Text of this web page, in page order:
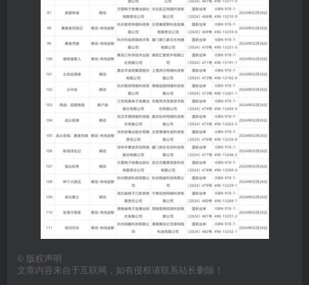
© 版权声明
文章内容来自于互联网，如有侵权请联系站长删除！